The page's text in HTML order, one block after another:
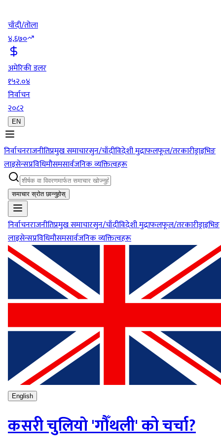
चाँदी/तोला
४,६७०
अमेरिकी डलर
१५२.०४
निर्वाचन
२०८२
EN
निर्वाचनराजनीतिप्रमुख समाचारसुन/चाँदीविदेशी मुद्राफलफूल/तरकारीड्राइभिङ
लाइसेन्सप्रविधिमौसमसार्वजनिक व्यक्तित्वहरू
समाचार स्रोत छान्नुहोस्
निर्वाचनराजनीतिप्रमुख समाचारसुन/चाँदीविदेशी मुद्राफलफूल/तरकारीड्राइभिङ
लाइसेन्सप्रविधिमौसमसार्वजनिक व्यक्तित्वहरू
English
कसरी चुलियाे 'गौँथली' को चर्चा?